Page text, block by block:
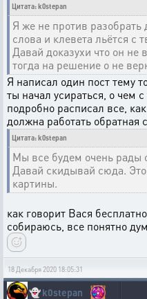
Цитата: k0stepan
Я же не против разобрать
слова и клевета льётся с
Давай доказухи что он не
тогда на решение о не
Я написал один пост тему
ты начал усираться, о чем
подробно расписал все,
должна работать обратная
Цитата: k0stepan
Мы все будем очень рады
Давай скидывай сюда.
картины.
как говорит Вася
собираюсь, все понятно
18 Декабря 2020 18:05:31
👻k0stepan